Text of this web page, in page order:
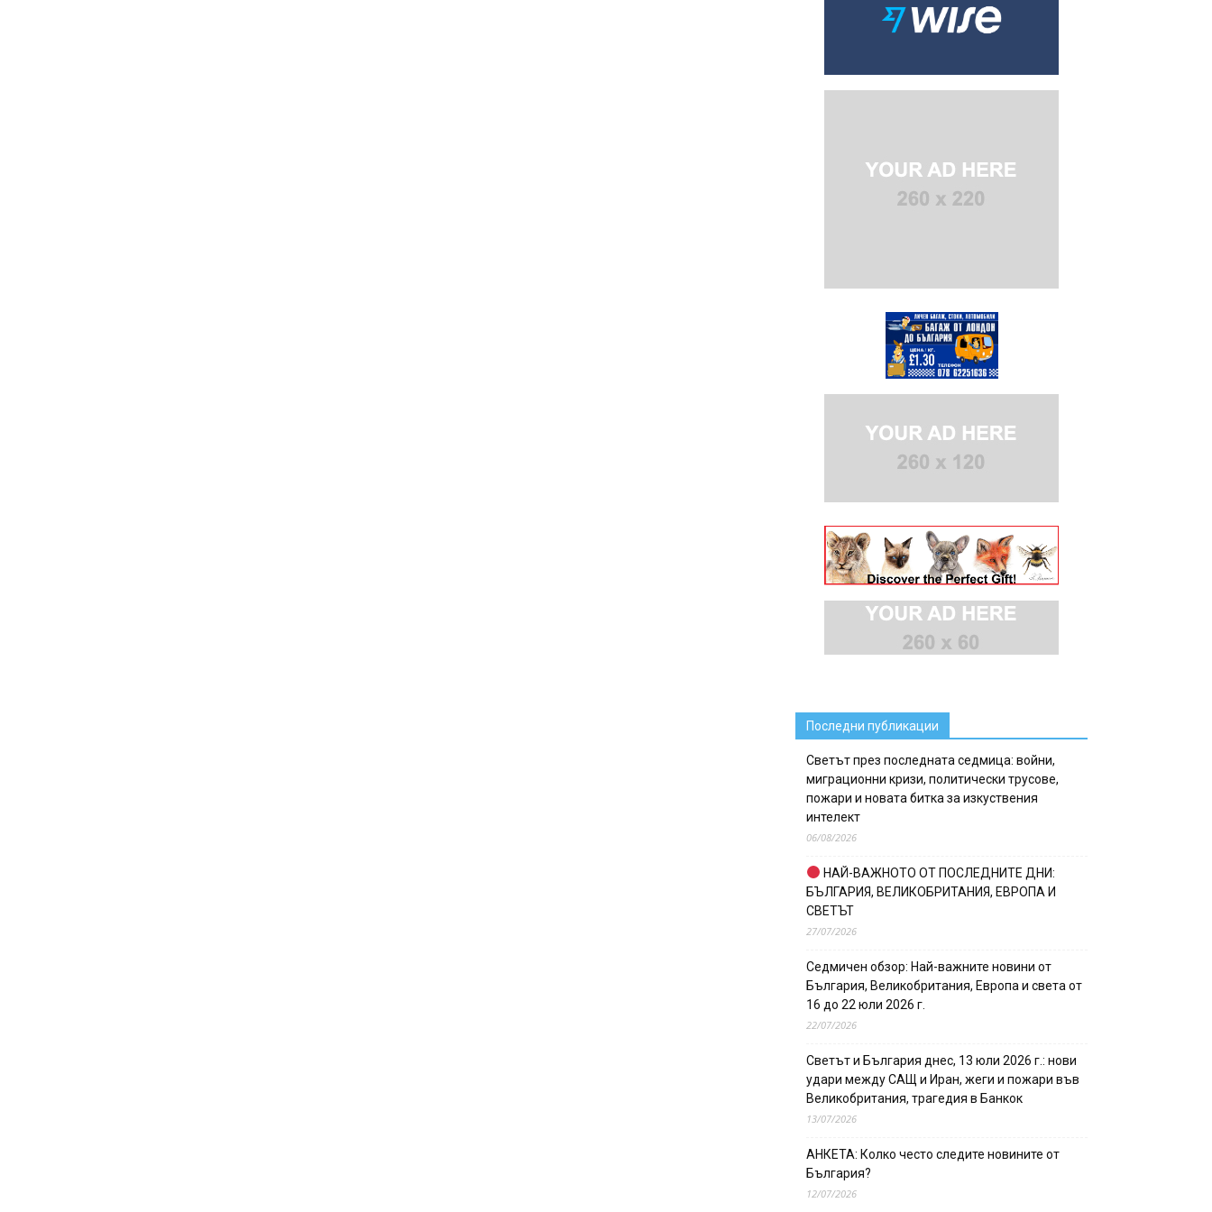
Последни публикации
Светът през последната седмица: войни,
миграционни кризи, политически трусове,
пожари и новата битка за изкуствения
интелект
06/08/2026
НАЙ-ВАЖНОТО ОТ ПОСЛЕДНИТЕ ДНИ:
БЪЛГАРИЯ, ВЕЛИКОБРИТАНИЯ, ЕВРОПА И
СВЕТЪТ
27/07/2026
Седмичен обзор: Най-важните новини от
България, Великобритания, Европа и света от
16 до 22 юли 2026 г.
22/07/2026
Светът и България днес, 13 юли 2026 г.: нови
удари между САЩ и Иран, жеги и пожари във
Великобритания, трагедия в Банкок
13/07/2026
АНКЕТА: Колко често следите новините от
България?
12/07/2026